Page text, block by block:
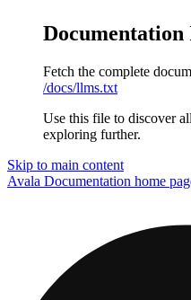
Documentation
Fetch the complete
/docs/llms.txt
Use this file to discover
exploring further.
Skip to main content
Avala Documentation home